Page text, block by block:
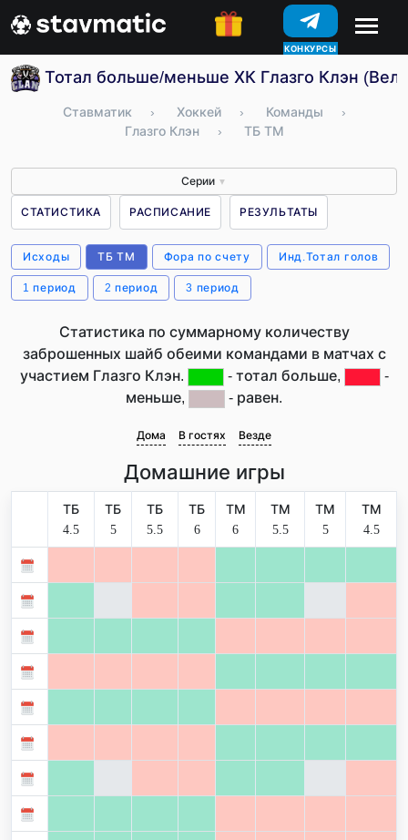
КОНКУРСЫ
Тотал больше/меньше ХК Глазго Клэн
Ставматик › Хоккей › Команды
›
Глазго Клэн
› ТБ ТМ
Серии ▼
СТАТИСТИКА РАСПИСАНИЕ РЕЗУЛЬТАТЫ
Исходы ТБ ТМ Фора по счету Инд.Тотал голов
1 период 2 период 3 период
Статистика по суммарному количеству
заброшенных шайб обеими командами в матчах с
участием Глазго Клэн.
- тотал больше,
-
меньше,
- равен.
Дома В гостях Везде
Домашние игры
ТБ
4.5
ТБ
5
ТБ
5.5
ТБ
6
ТМ
6
ТМ
5.5
ТМ
5
ТМ
4.5